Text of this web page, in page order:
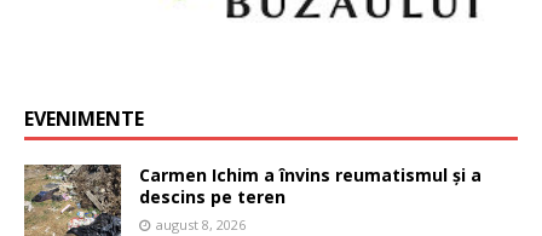
EVENIMENTE
Carmen Ichim a învins reumatismul și a
descins pe teren
august 8, 2026